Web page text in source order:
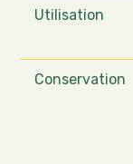
Utilisation
Conservation